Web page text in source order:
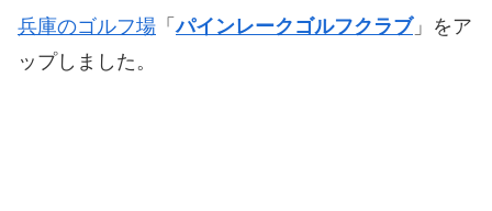
兵庫のゴルフ場 「パインレークゴルフクラブ」をア
ップしました。